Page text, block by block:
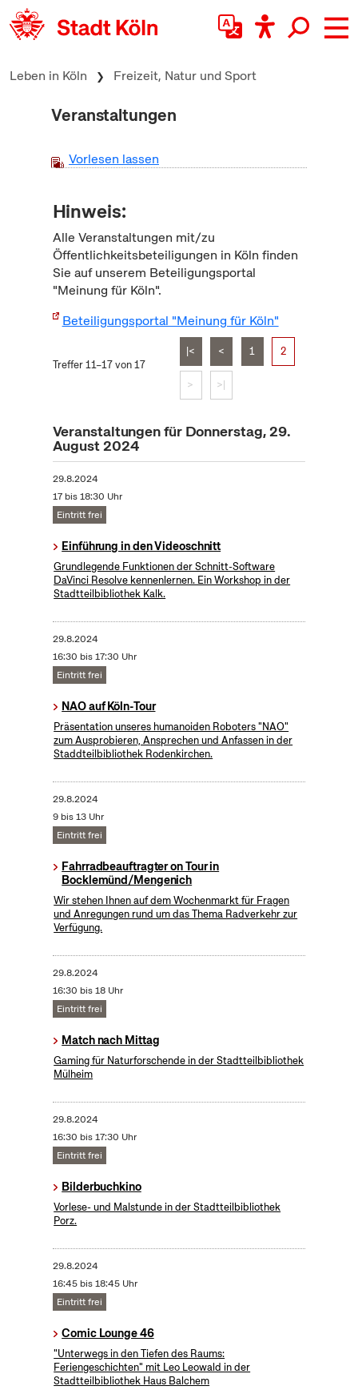
zum Inhalt springen
Leben in Köln Freizeit, Natur und Sport
Veranstaltungen
Vorlesen lassen
Hinweis:
Alle Veranstaltungen mit/zu
Öffentlichkeitsbeteiligungen in Köln finden
Sie auf unserem Beteiligungsportal
"Meinung für Köln".
Beteiligungsportal "Meinung für Köln"
Treffer 11–17 von 17
|< < 1 2
> >|
Veranstaltungen für Donnerstag, 29.
August 2024
29.8.2024
17 bis 18:30 Uhr
Eintritt frei
Einführung in den Videoschnitt
Grundlegende Funktionen der Schnitt-Software
DaVinci Resolve kennenlernen. Ein Workshop in der
Stadtteilbibliothek Kalk.
29.8.2024
16:30 bis 17:30 Uhr
Eintritt frei
NAO auf Köln-Tour
Präsentation unseres humanoiden Roboters "NAO"
zum Ausprobieren, Ansprechen und Anfassen in der
Staddteilbibliothek Rodenkirchen.
29.8.2024
9 bis 13 Uhr
Eintritt frei
Fahrradbeauftragter on Tour in
Bocklemünd/Mengenich
Wir stehen Ihnen auf dem Wochenmarkt für Fragen
und Anregungen rund um das Thema Radverkehr zur
Verfügung.
29.8.2024
16:30 bis 18 Uhr
Eintritt frei
Match nach Mittag
Gaming für Naturforschende in der Stadtteilbibliothek
Mülheim
29.8.2024
16:30 bis 17:30 Uhr
Eintritt frei
Bilderbuchkino
Vorlese- und Malstunde in der Stadtteilbibliothek
Porz.
29.8.2024
16:45 bis 18:45 Uhr
Eintritt frei
Comic Lounge 46
"Unterwegs in den Tiefen des Raums:
Feriengeschichten" mit Leo Leowald in der
Stadtteilbibliothek Haus Balchem